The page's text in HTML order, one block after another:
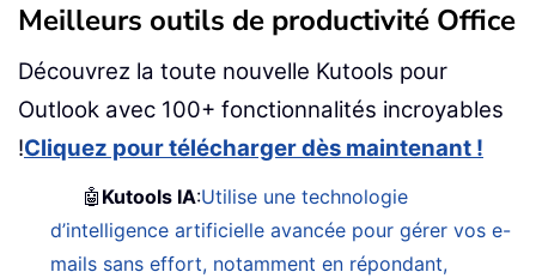
Meilleurs outils de productivité Office
Découvrez la toute nouvelle Kutools pour
Outlook avec 100+ fonctionnalités incroyables
!Cliquez pour télécharger dès maintenant !
🤖 Kutools IA:Utilise une technologie
d’intelligence artificielle avancée pour gérer vos e-
mails sans effort, notamment en répondant,